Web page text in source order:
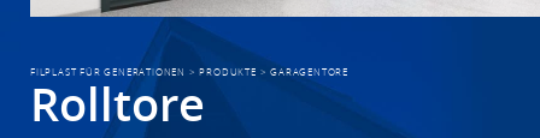
FILPLAST FÜR GENERATIONEN >PRODUKTE >GARAGENTORE
Rolltore